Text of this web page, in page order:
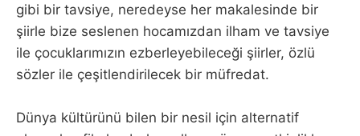
gibi bir tavsiye, neredeyse her makalesinde bir
şiirle bize seslenen hocamızdan ilham ve tavsiye
ile çocuklarımızın ezberleyebileceği şiirler, özlü
sözler ile çeşitlendirilecek bir müfredat.
Dünya kültürünü bilen bir nesil için alternatif